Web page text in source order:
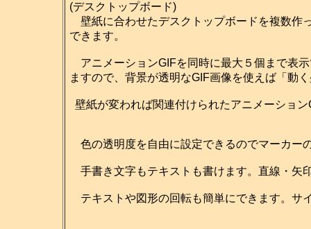
(デスクトップボード)
壁紙に合わせたデスクトップボードを複数作
できます。
アニメーションGIFを同時に最大５個まで表
ますので、背景が透明なGIF画像を使えば「動
壁紙が変われば関連付けられたアニメーショ
色の透明度を自由に設定できるのでマーカー
手書き文字もテキストも書けます。直線・矢
テキストや図形の回転も簡単にできます。サ